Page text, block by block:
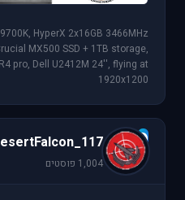
HyperX 2x16GB 3466MHz
MX500 SSD + 1TB storage,
pro, Dell U2412M 24'', flying at
1920x1200
D
1,004 פוסטים